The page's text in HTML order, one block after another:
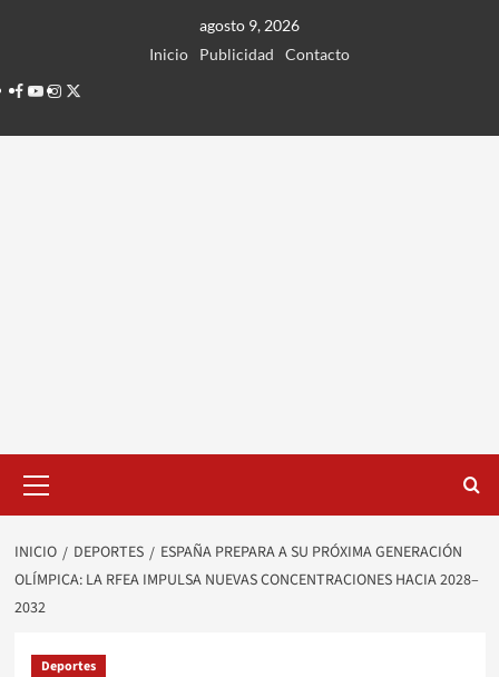
agosto 9, 2026
Inicio
Publicidad
Contacto
Facebook
Youtube
Instagram
Twitter
principal
INICIO DEPORTES
ESPAÑA PREPARA A SU PRÓXIMA GENERACIÓN
OLÍMPICA: LA RFEA IMPULSA NUEVAS CONCENTRACIONES HACIA 2028–
2032
Deportes